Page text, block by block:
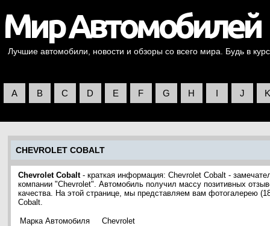
Лучшие автомобили, новости и обзоры со всего мира. Будь в
A B C D E F G H I J K
CHEVROLET COBALT
Chevrolet Cobalt- краткая информация: Chevrolet Cobalt -
компании "Chevrolet". Автомобиль получил массу позитивных
качества. На этой странице, мы представляем вам фотогалерею
Cobalt.
Марка Автомобиля
Chevrolet